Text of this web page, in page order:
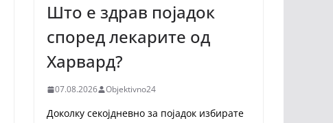
Што е здрав појадок
според лекарите од
Харвард?
07.08.2026 Objektivno24
Доколку секојдневно за појадок избирате